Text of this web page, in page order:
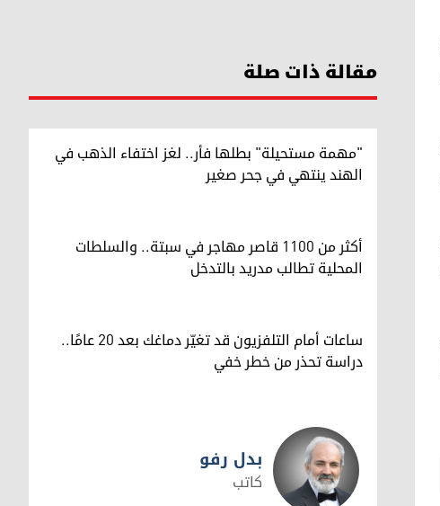
مقالة ذات صلة
"مهمة مستحيلة" بطلها فأر.. لغز اختفاء الذهب في
الهند ينتهي في جحر صغير
أكثر من 1100 قاصر مهاجر في سبتة.. والسلطات
المحلية تطالب مدريد بالتدخل
ساعات أمام التلفزيون قد تغيّر دماغك بعد 20 عامًا..
دراسة تحذر من خطر خفي
بدل رفو
كاتب